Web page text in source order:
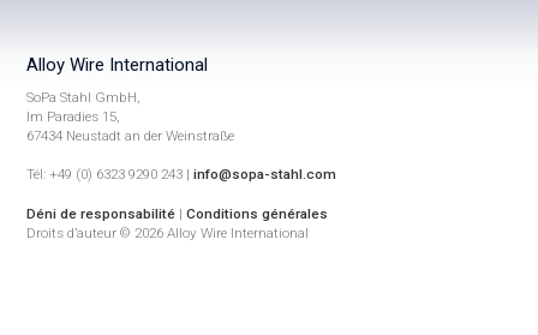
Alloy Wire International
SoPa Stahl GmbH,
Im Paradies 15,
67434 Neustadt an der Weinstraße
Tél: +49 (0) 6323 9290 243 | info@sopa-stahl.com
Déni de responsabilité | Conditions générales
Droits d’auteur © 2026 Alloy Wire International